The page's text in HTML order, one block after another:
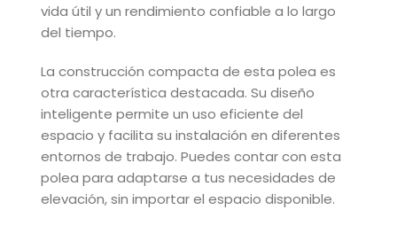
vida útil y un rendimiento confiable a lo largo
del tiempo.
La construcción compacta de esta polea es
otra característica destacada. Su diseño
inteligente permite un uso eficiente del
espacio y facilita su instalación en diferentes
entornos de trabajo. Puedes contar con esta
polea para adaptarse a tus necesidades de
elevación, sin importar el espacio disponible.